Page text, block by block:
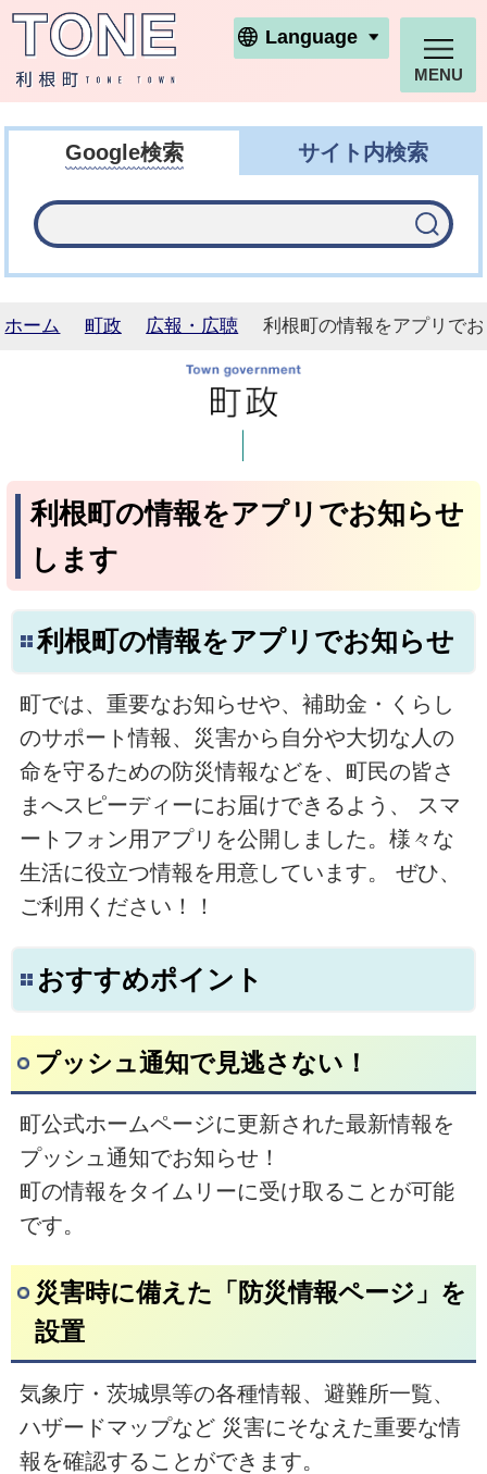
利根町ホームページ
Language
MENU
Google検索 サイト内検索
ホーム 町政 広報・広聴 利根町の情報をアプリで
利根町の情報をアプリでお知らせ
します
利根町の情報をアプリでお知らせ
町では、重要なお知らせや、補助金・くらし
のサポート情報、災害から自分や大切な人の
命を守るための防災情報などを、町民の皆さ
まへスピーディーにお届けできるよう、 スマ
ートフォン用アプリを公開しました。様々な
生活に役立つ情報を用意しています。 ぜひ、
ご利用ください！！
おすすめポイント
プッシュ通知で見逃さない！
町公式ホームページに更新された最新情報を
プッシュ通知でお知らせ！
町の情報をタイムリーに受け取ることが可能
です。
災害時に備えた「防災情報ページ」を
設置
気象庁・茨城県等の各種情報、避難所一覧、
ハザードマップなど 災害にそなえた重要な情
報を確認することができます。